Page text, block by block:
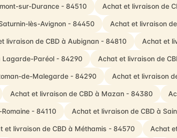
sur-Durance - 84510 Achat et livraison de
lès-Avignon - 84450 Achat et livraison
livraison de CBD à Aubignan - 84810 Achat et
Lagarde-Paréol - 84290 Achat et livraison de
de-Malegarde - 84290 Achat et livraison
Achat et livraison de CBD à Mazan - 84380
- 84110 Achat et livraison de CBD à
et livraison de CBD à Méthamis - 84570 Achat